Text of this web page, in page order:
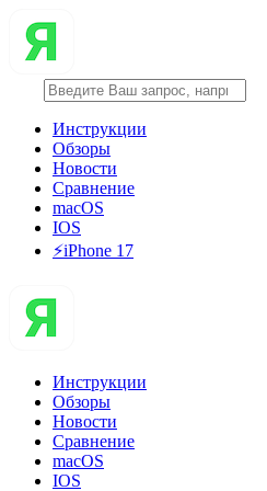
Инструкции
Обзоры
Новости
Сравнение
macOS
IOS
⚡️iPhone 17
Инструкции
Обзоры
Новости
Сравнение
macOS
IOS